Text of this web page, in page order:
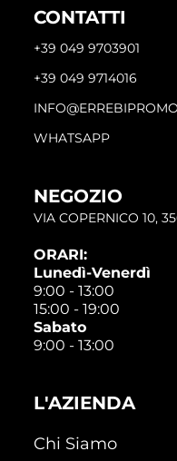
CONTATTI
+39 049 9703901
+39 049 9714016
WHATSAPP
NEGOZIO
VIA COPERNICO 10,
ORARI:
Lunedì-Venerdì
9:00 - 13:00
15:00 - 19:00
Sabato
9:00 - 13:00
L'AZIENDA
Chi Siamo